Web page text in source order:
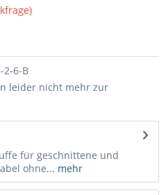
2-6-B
leider nicht mehr zur
für geschnittene und
ohne... mehr